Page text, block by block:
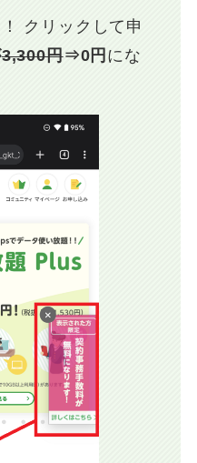
クリックして申
3,300円⇒0円 にな